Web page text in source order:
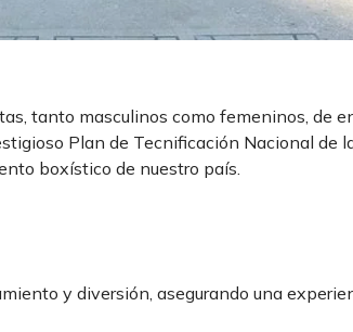
tanto masculinos como femeninos, de
Plan de Tecnificación Nacional de
boxístico de nuestro país.
y diversión, asegurando una